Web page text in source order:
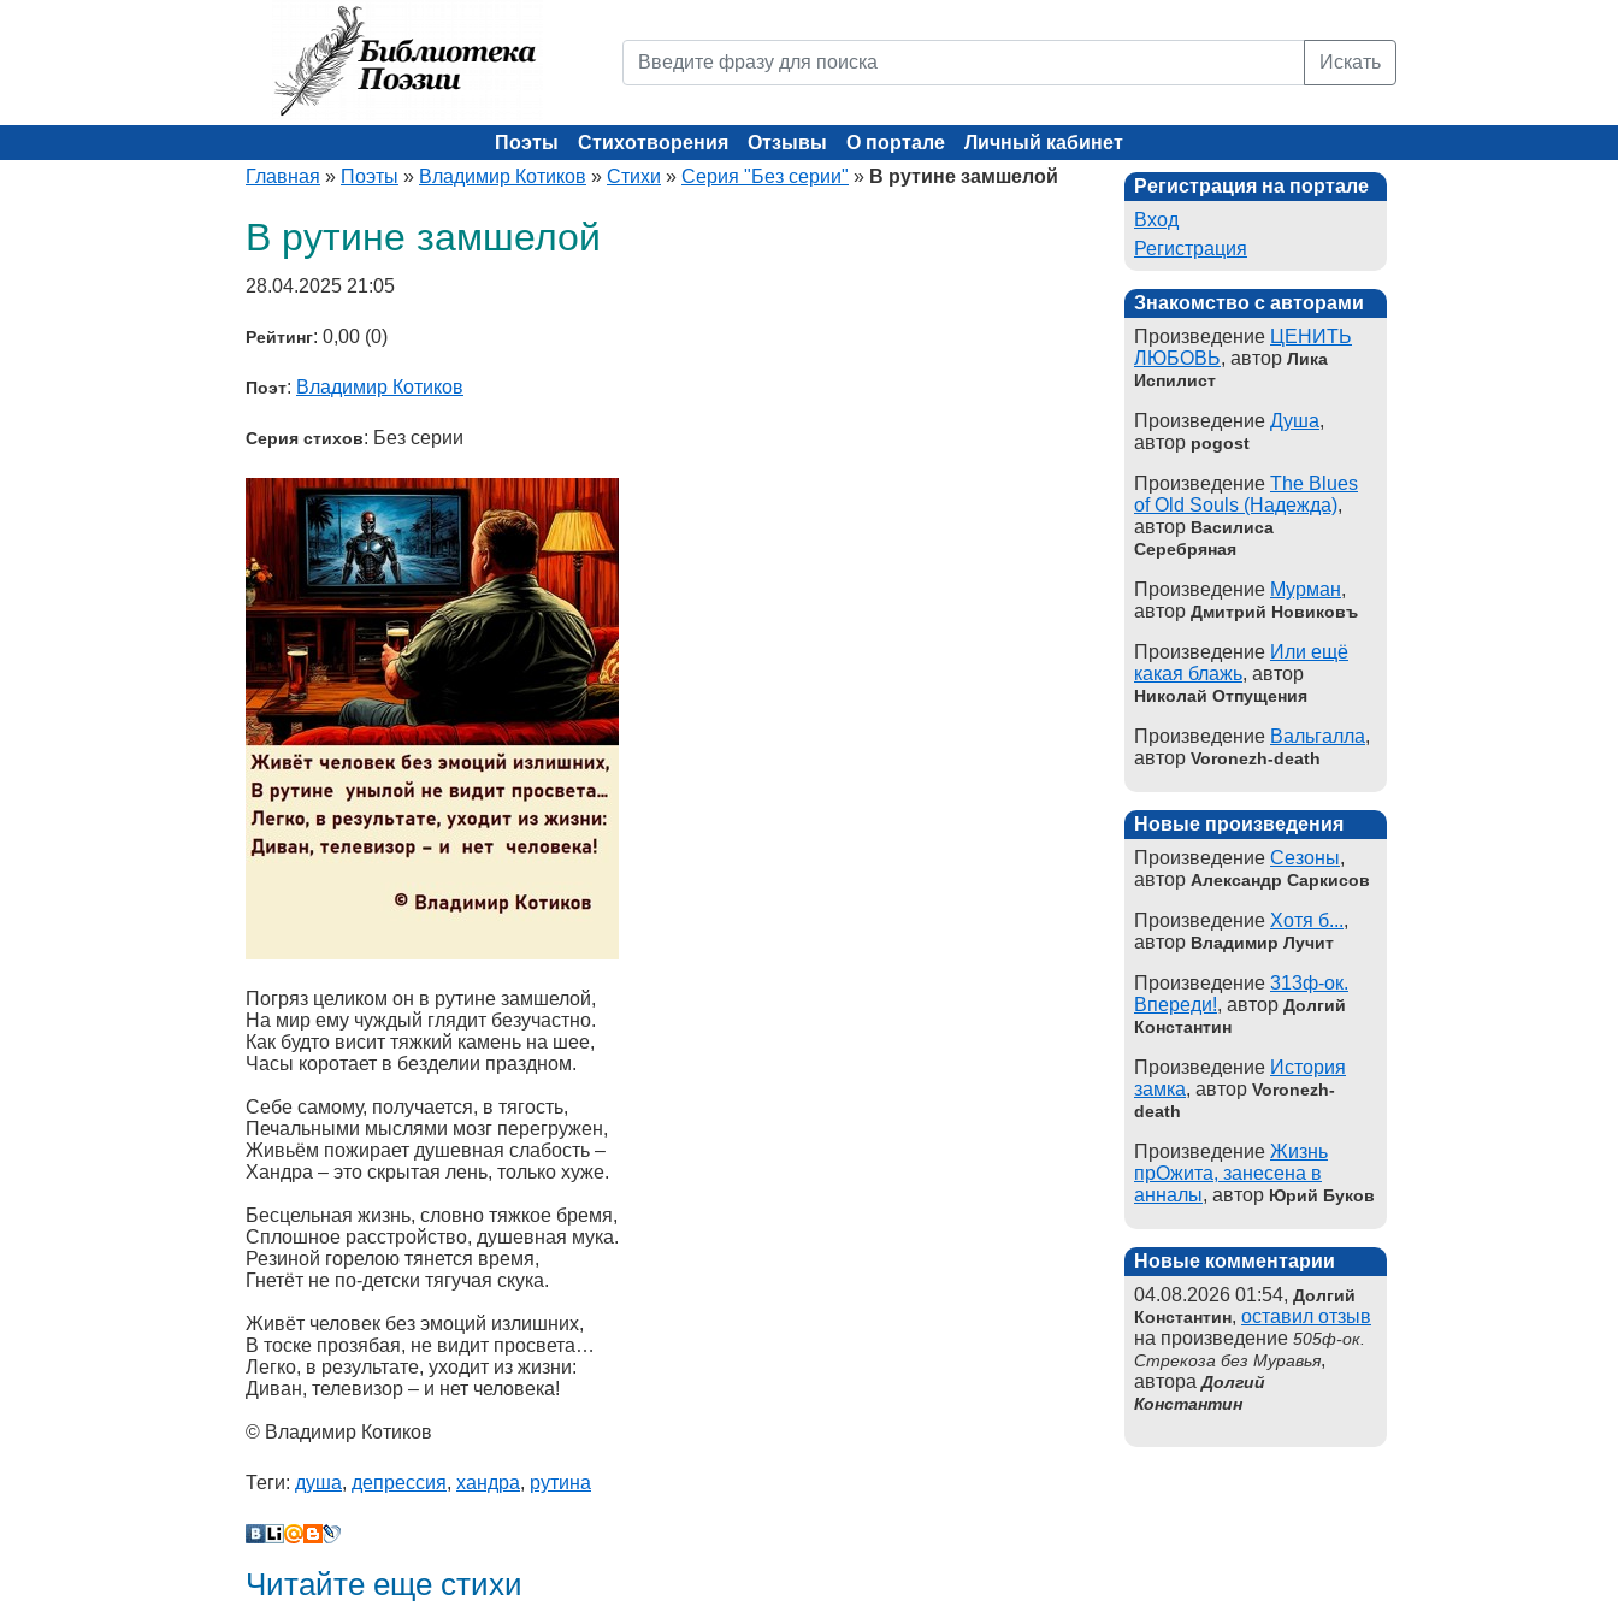
Искать
Поэты Стихотворения Отзывы О портале
Личный кабинет
Главная » Поэты » Владимир Котиков » Стихи » Серия "Без серии" » В рутине замшелой
В рутине замшелой
28.04.2025 21:05
Рейтинг: 0,00 (0)
Поэт: Владимир Котиков
Серия стихов: Без серии
Погряз целиком он в рутине замшелой,
На мир ему чуждый глядит безучастно.
Как будто висит тяжкий камень на шее,
Часы коротает в безделии праздном.
Себе самому, получается, в тягость,
Печальными мыслями мозг перегружен,
Живьём пожирает душевная слабость –
Хандра – это скрытая лень, только хуже.
Бесцельная жизнь, словно тяжкое бремя,
Сплошное расстройство, душевная мука.
Резиной горелою тянется время,
Гнетёт не по-детски тягучая скука.
Живёт человек без эмоций излишних,
В тоске прозябая, не видит просвета…
Легко, в результате, уходит из жизни:
Диван, телевизор – и нет человека!
© Владимир Котиков
Теги: душа, депрессия, хандра, рутина
Читайте еще стихи
Регистрация на портале
Вход
Регистрация
Знакомство с авторами
Произведение ЦЕНИТЬ
ЛЮБОВЬ, автор Лика
Испилист
Произведение Душа,
автор pogost
Произведение The Blues
of Old Souls (Надежда),
автор Василиса
Серебряная
Произведение Мурман,
автор Дмитрий Новиковъ
Произведение Или ещё
какая блажь, автор
Николай Отпущения
Произведение Вальгалла,
автор Voronezh-death
Новые произведения
Произведение Сезоны,
автор Александр Саркисов
Произведение Хотя б...,
автор Владимир Лучит
Произведение 313ф-ок.
Впереди!, автор Долгий
Константин
Произведение История
замка, автор Voronezh-
death
Произведение Жизнь
прОжита, занесена в
анналы, автор Юрий Буков
Новые комментарии
04.08.2026 01:54, Долгий
Константин, оставил отзыв
на произведение 505ф-ок.
Стрекоза без Муравья,
автораДолгий
Константин